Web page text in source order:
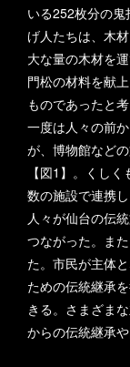
いる252枚分の
げ人たちは、木
大な量の木材を
門松の材料を献
ものであったと考
一度は人々の前
が、博物館など
【図1】。くし
数の施設で連携
人々が仙台の伝
つながった。ま
た。市民が主体
ための伝統継承
きる。さまざま
からの伝統継承